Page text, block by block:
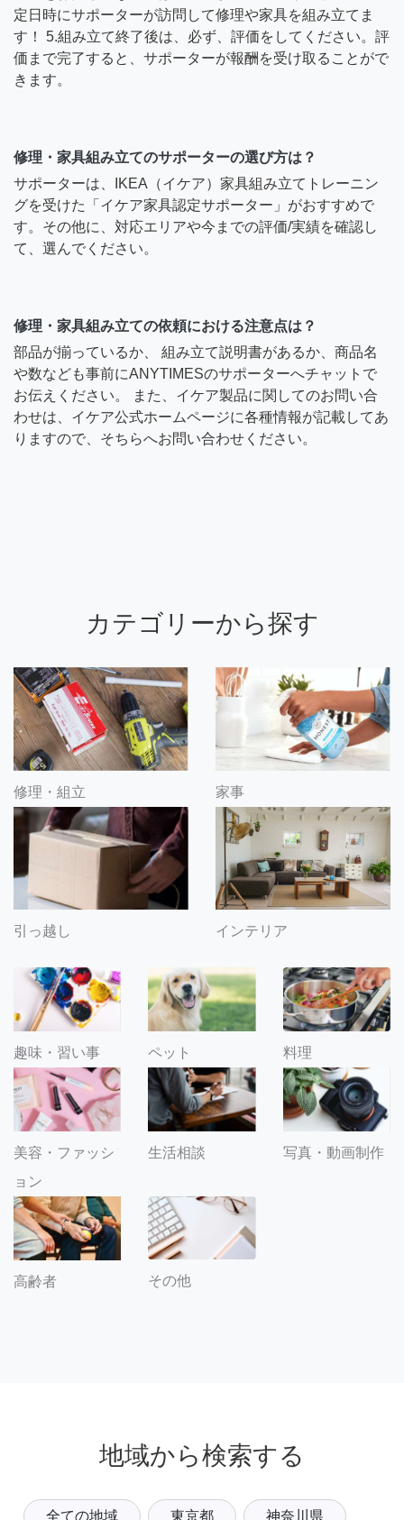
定日時にサポーターが訪問して修理や家具を組み立てま
す！ 5.組み立て終了後は、必ず、評価をしてください。評
価まで完了すると、サポーターが報酬を受け取ることがで
きます。
修理・家具組み立てのサポーターの選び方は？
サポーターは、IKEA（イケア）家具組み立てトレーニン
グを受けた「イケア家具認定サポーター」がおすすめで
す。その他に、対応エリアや今までの評価/実績を確認し
て、選んでください。
修理・家具組み立ての依頼における注意点は？
部品が揃っているか、 組み立て説明書があるか、商品名
や数なども事前にANYTIMESのサポーターへチャットで
お伝えください。 また、イケア製品に関してのお問い合
わせは、イケア公式ホームページに各種情報が記載してあ
りますので、そちらへお問い合わせください。
カテゴリーから探す
修理・組立 家事
引っ越し インテリア
趣味・習い事 ペット 料理
美容・ファッシ
ョン
生活相談 写真・動画制作
高齢者 その他
地域から検索する
全ての地域 東京都 神奈川県